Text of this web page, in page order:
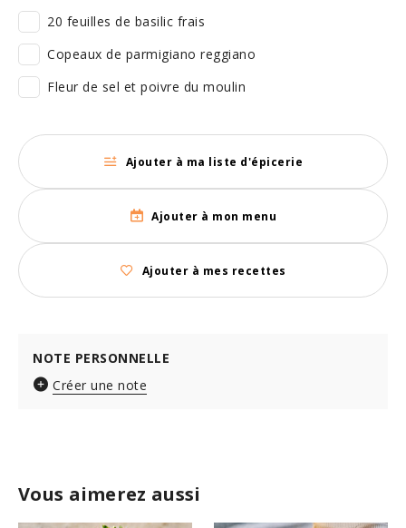
Vous aimerez aussi
20 feuilles de basilic frais
Copeaux de parmigiano reggiano
Fleur de sel et poivre du moulin
Ajouter à ma liste d'épicerie
Ajouter à mon menu
Ajouter à mes recettes
NOTE PERSONNELLE
Créer une note